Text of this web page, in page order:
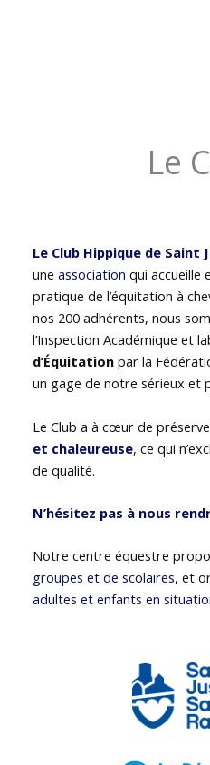
Le
Le Club Hippique de Saint
uneassociation qui accueille
pratique de l’équitation à
nos 200 adhérents, nous
l’Inspection Académique et
d’Équitation par la
un gage de notre sérieux et
Le Club a à cœur de
et chaleureuse, ce qui
de qualité.
N’hésitez pas à nous
Notre centre équestre
groupes et de scolaires, et
adultes et enfants en